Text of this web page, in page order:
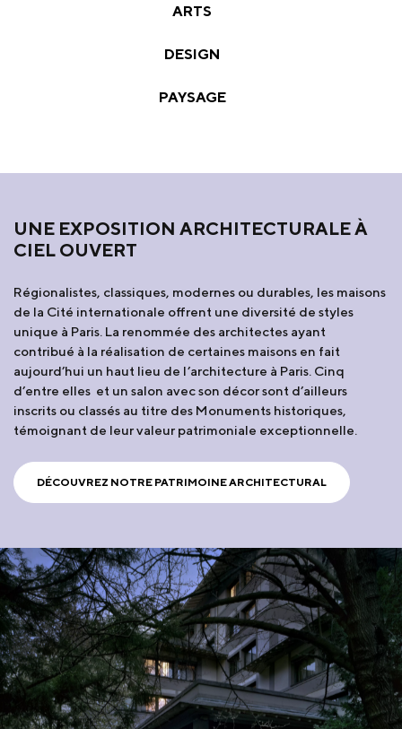
ARTS
DESIGN
PAYSAGE
UNE EXPOSITION ARCHITECTURALE À
CIEL OUVERT
Régionalistes, classiques, modernes ou durables, les maisons
de la Cité internationale offrent une diversité de styles
unique à Paris. La renommée des architectes ayant
contribué à la réalisation de certaines maisons en fait
aujourd’hui un haut lieu de l’architecture à Paris. Cinq
d’entre elles et un salon avec son décor sont d’ailleurs
inscrits ou classés au titre des Monuments historiques,
témoignant de leur valeur patrimoniale exceptionnelle.
DÉCOUVREZ NOTRE PATRIMOINE ARCHITECTURAL